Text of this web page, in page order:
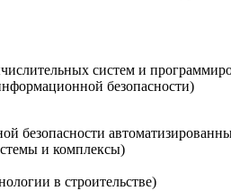
систем и
безопасности)
и комплексы)
в строительстве)